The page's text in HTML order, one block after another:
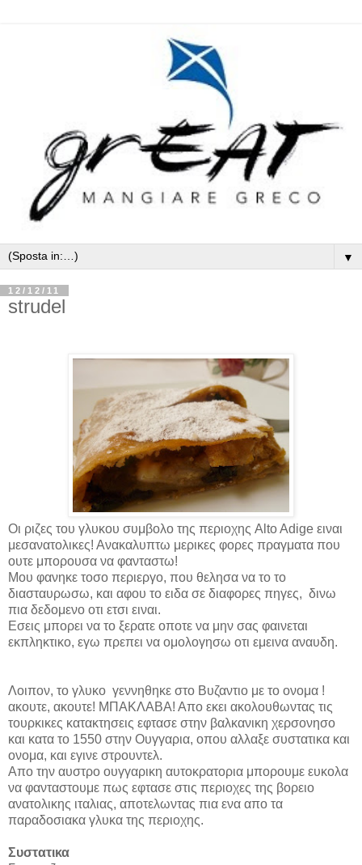
▼
12/12/11
strudel
Οι ριζες του γλυκου συμβολο της περιοχης AltoAdige ειναι
μεσανατολικες! Ανακαλυπτω μερικες φορες πραγματα που
ουτε μπορουσα να φανταστω!
Μου φανηκε τοσο περιεργο, που θελησα να το το
διασταυρωσω, και αφου το ειδα σε διαφορες πηγες, δινω
πια δεδομενο οτι ετσι ειναι.
Εσεις μπορει να το ξερατε οποτε να μην σας φαινεται
εκπληκτικο, εγω πρεπει να ομολογησω οτι εμεινα αναυδη.
Λοιπον, το γλυκο γεννηθηκε στο Βυζαντιο με το ονομα !
ακουτε, ακουτε! ΜΠΑΚΛΑΒΑ! Απο εκει ακολουθωντας τις
τουρκικες κατακτησεις εφτασε στην βαλκανικη χερσονησο
και κατα το 1550 στην Ουγγαρια, οπου αλλαξε συστατικα και
ονομα, και εγινε στρουντελ.
Απο την αυστρο ουγγαρικη αυτοκρατορια μπορουμε ευκολα
να φανταστουμε πως εφτασε στις περιοχες της βορειο
ανατολικης ιταλιας, αποτελωντας πια ενα απο τα
παραδοσιακα γλυκα της περιοχης.
Συστατικα